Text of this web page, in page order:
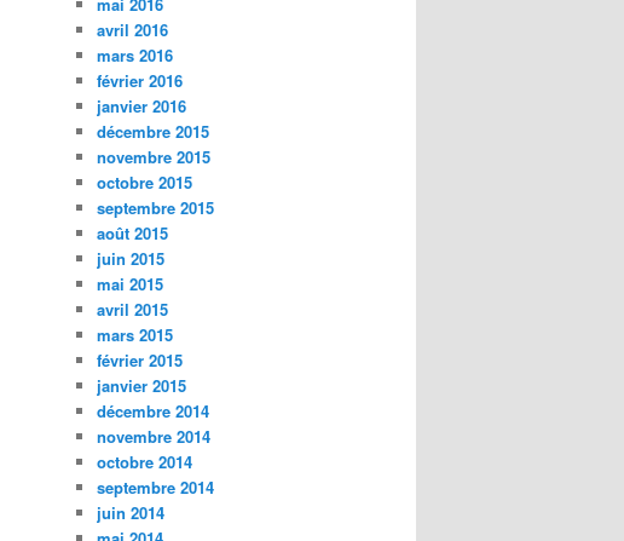
avril 2016
mars 2016
février 2016
janvier 2016
décembre 2015
novembre 2015
octobre 2015
septembre 2015
août 2015
juin 2015
mai 2015
avril 2015
mars 2015
février 2015
janvier 2015
décembre 2014
novembre 2014
octobre 2014
septembre 2014
juin 2014